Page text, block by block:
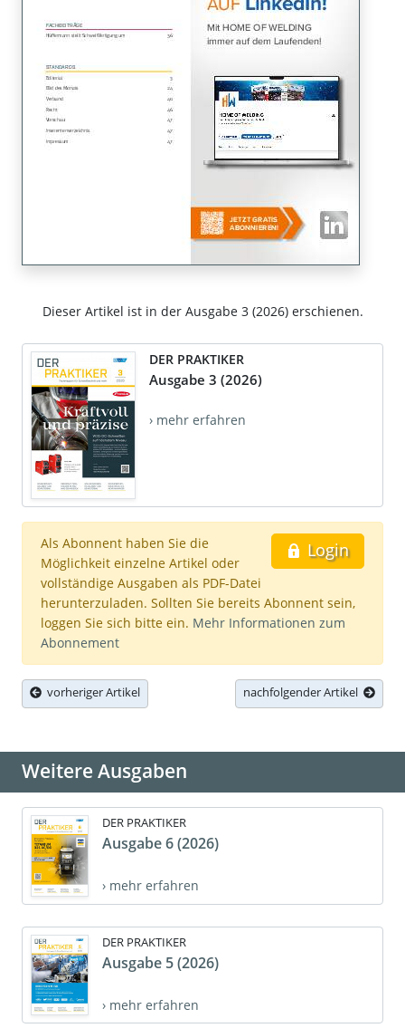
Dieser Artikel ist in der Ausgabe 3 (2026) erschienen.
DER PRAKTIKER
Ausgabe 3 (2026)
› mehr erfahren
Login
Als Abonnent haben Sie die
Möglichkeit einzelne Artikel oder
vollständige Ausgaben als PDF-Datei
herunterzuladen. Sollten Sie bereits Abonnent sein,
loggen Sie sich bitte ein. Mehr Informationen zum
Abonnement
vorheriger Artikel nachfolgender Artikel
Weitere Ausgaben
DER PRAKTIKER
Ausgabe 6 (2026)
› mehr erfahren
DER PRAKTIKER
Ausgabe 5 (2026)
› mehr erfahren